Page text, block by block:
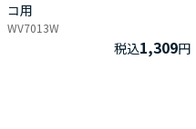
コ用
WV7013W
税込1,309円